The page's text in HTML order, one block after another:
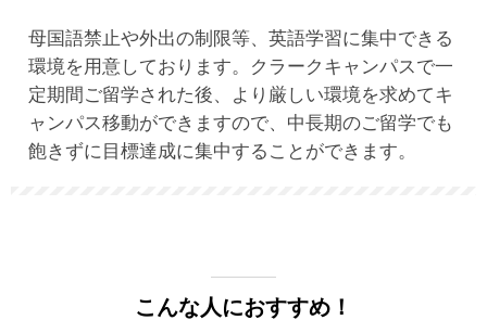
母国語禁止や外出の制限等、英語学習に集中できる
環境を用意しております。クラークキャンパスで一
定期間ご留学された後、より厳しい環境を求めてキ
ャンパス移動ができますので、中長期のご留学でも
飽きずに目標達成に集中することができます。
こんな人におすすめ！